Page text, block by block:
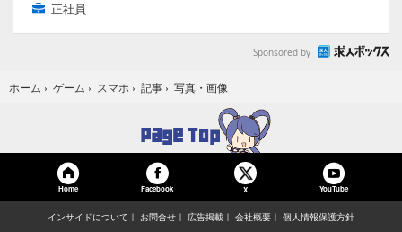
正社員
Sponsored by
ホーム › ゲーム › スマホ › 記事 › 写真・画像
Home Facebook X YouTube
インサイドについて お問合せ 広告掲載 会社概要 個人情報保護方針